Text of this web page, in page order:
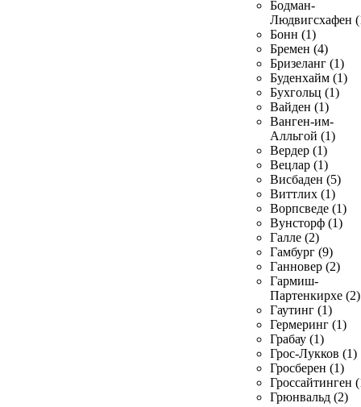
Бодман-
Людвигсхафен
Бонн (1)
Бремен (4)
Бризеланг (1)
Буденхайм (1)
Бухгольц (1)
Вайден (1)
Ванген-им-
Алльгой (1)
Вердер (1)
Вецлар (1)
Висбаден (5)
Виттлих (1)
Ворпсведе (1)
Вунсторф (1)
Галле (2)
Гамбург (9)
Ганновер (2)
Гармиш-
Партенкирхе (2)
Гаутинг (1)
Гермеринг (1)
Грабау (1)
Грос-Лукков (1)
Гросберен (1)
Гроссайтинген
Грюнвальд (2)